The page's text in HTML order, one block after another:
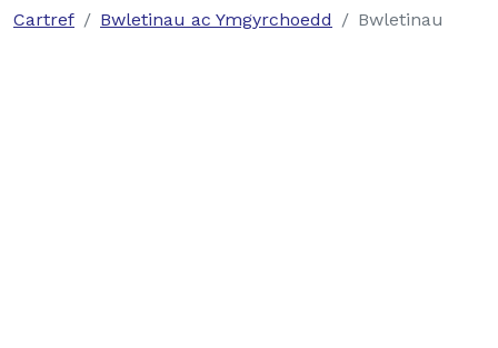
Cartref Bwletinau ac Ymgyrchoedd Bwletinau